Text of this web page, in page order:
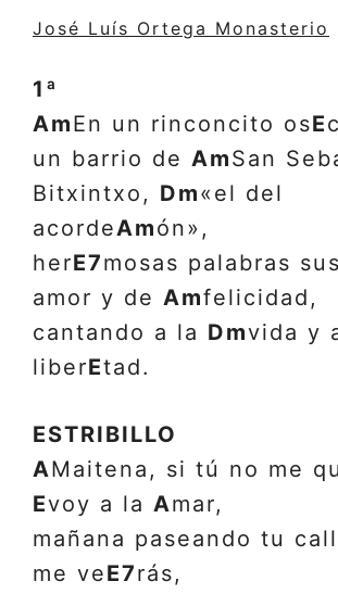
José Luís Ortega Monasterio
1ª
AmEn un rinconcito osE
un barrio de AmSan
Bitxintxo, Dm«el del
acordeAmón»,
herE7mosas palabras
amor y de Amfelicidad,
cantando a la Dmvida y
liberEtad.
ESTRIBILLO
AMaitena, si tú no me
Evoy a la Amar,
mañana paseando tu
me veE7rás,